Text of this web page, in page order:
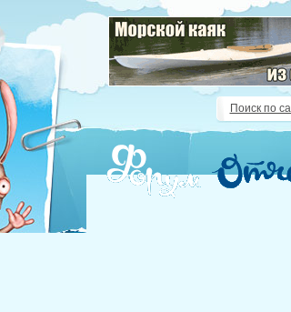
Поиск по